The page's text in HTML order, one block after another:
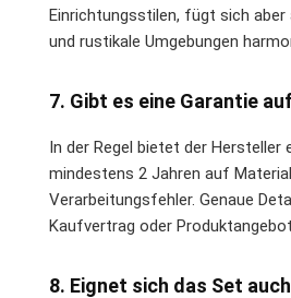
Einrichtungsstilen, fügt sich aber
und rustikale Umgebungen
7. Gibt es eine Garantie
In der Regel bietet der Hersteller
mindestens 2 Jahren auf
Verarbeitungsfehler. Genaue
Kaufvertrag oder
8. Eignet sich das Set